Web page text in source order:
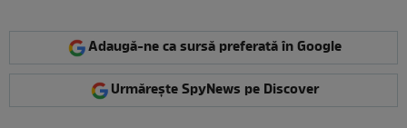
Adaugă-ne ca sursă preferată în Google
Urmărește SpyNews pe Discover